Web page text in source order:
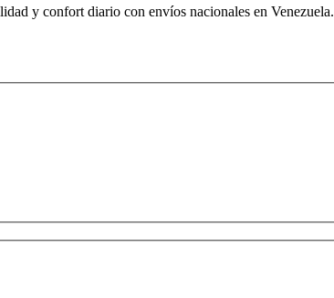
y confort diario con envíos nacionales en Venezuela.